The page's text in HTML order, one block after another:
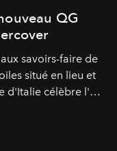
QG
savoirs-faire de
situé en lieu et
d'Italie célèbre l'art
intemporelle.